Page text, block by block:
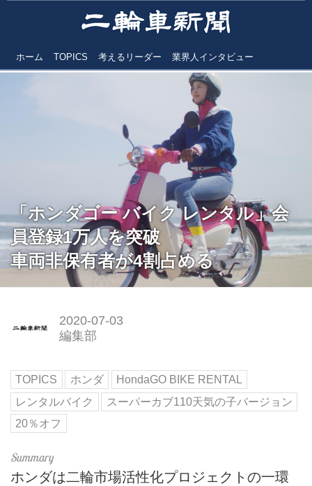
ホーム TOPICS 考えるリーダー 業界人インタビュー
「ホンダゴー バイク レンタル」会
員登録1万人を突破
車両非保有者が4割占める
2020-07-03
編集部
TOPICS ホンダ
HondaGO BIKE RENTAL
レンタルバイク
スーパーカブ110天気の子バージョン
20％オフ
ホンダは二輪市場活性化プロジェクトの一環